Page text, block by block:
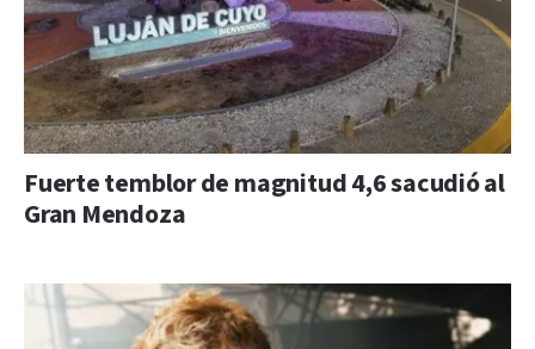
Fuerte temblor de magnitud 4,6 sacudió al
Gran Mendoza